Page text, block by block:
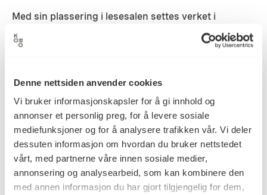
Denne nettsiden anvender cookies
Vi bruker informasjonskapsler for å gi innhold og
annonser et personlig preg, for å levere sosiale
mediefunksjoner og for å analysere trafikken vår. Vi deler
dessuten informasjon om hvordan du bruker nettstedet
vårt, med partnerne våre innen sosiale medier,
annonsering og analysearbeid, som kan kombinere den
med annen informasjon du har gjort tilgjengelig for dem,
Med sin plassering i lesesalen settes verket i
om ‘tvil’ og til ‘rett og galt’ står sentralt. Fotografiet
nyprodusert til Domus Juridica.
Detaljer
Datering 2005